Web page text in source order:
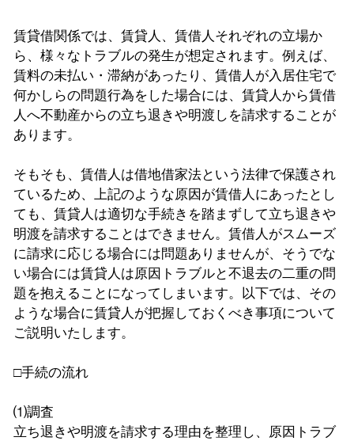
賃貸借関係では、賃貸人、賃借人それぞれの立場か
ら、様々なトラブルの発生が想定されます。例えば、
賃料の未払い・滞納があったり、賃借人が入居住宅で
何かしらの問題行為をした場合には、賃貸人から賃借
人へ不動産からの立ち退きや明渡しを請求することが
あります。
そもそも、賃借人は借地借家法という法律で保護され
ているため、上記のような原因が賃借人にあったとし
ても、賃貸人は適切な手続きを踏まずして立ち退きや
明渡を請求することはできません。賃借人がスムーズ
に請求に応じる場合には問題ありませんが、そうでな
い場合には賃貸人は原因トラブルと不退去の二重の問
題を抱えることになってしまいます。以下では、その
ような場合に賃貸人が把握しておくべき事項について
ご説明いたします。
□手続の流れ
⑴調査
立ち退きや明渡を請求する理由を整理し、原因トラブ